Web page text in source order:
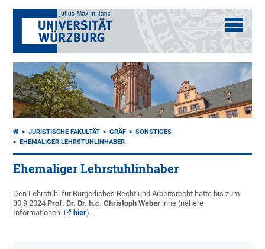
JURISTISCHE FAKULTÄT GRÄF
SONSTIGES
EHEMALIGER LEHRSTUHLINHABER
Ehemaliger Lehrstuhlinhaber
Den Lehrstuhl für Bürgerliches Recht und Arbeitsrecht hatte bis zum
30.9.2024Prof. Dr. Dr. h.c. Christoph Weber inne (nähere
Informationen
hier).